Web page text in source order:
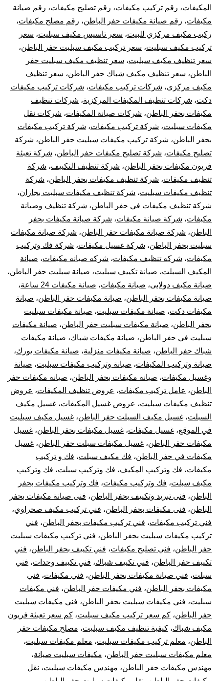
المكيفات، رقم تركيب مكيفات، رقم تصليح مكيفات، رقم صيانة
مكيفات، رقم صيانة مكيفات حفر الباطن، رقم مصلح مكيفات،
ركيب مكيف مركزي للبيت، سعر تاسيس مكيف سبليت، سعر
تركيب مكيف سبليت، سعر تركيب مكيف سبليت حفر الباطن،
سعر تنظيف مكيف سبليت، سعر تنظيف مكيف سبليت حفر
الباطن، سعر تنظيف مكيف شباك حفر الباطن، سعر تنظيف
مكيف مركزى، شركات تركيب مكيفات، شركات تركيب مكيفات
دكت، شركات تنظيف المكيفات المركزية، شركات تنظيف
مكيفات بحفر الباطن، شركات صيانة المكيفات، شركات نقل
مكيفات سبليت، شركة تركيب مكيفات، شركة تركيب مكيفات
بحفر الباطن، شركة تركيب مكيفات سبليت حفر الباطن، شركة
تصليح مكيفات، شركة تصليح مكيفات حفر الباطن، شركة تعبئة
فريون مكيفات بحفر الباطن، شركة تنظيف التكييف، شركة
تنظيف مكيفات، شركة تنظيف مكيفات بحفر الباطن، شركة
تنظيف مكيفات سبليت، شركة تنظيف مكيفات سبليت بجازان،
شركة تنظيف مكيفات في حفر الباطن، شركة تنظيف وصيانة
مكيفات، شركة صيانة مكيفات، شركة صيانة مكيفات بحفر
الباطن، شركة صيانة مكيفات حفر الباطن، شركة صيانة مكيفات
سبليت بحفر الباطن، شركة غسيل مكيفات، شركة فك وتركيب
مكيفات، شركه تنظيف مكيفات، شركه صيانه مكيفات، صيانة
المكيف السبلت، صيانة تكييف سبليت، صيانة سبليت حفر الباطن،
صيانة مكيف دولابى، صيانة مكيفات، صيانة مكيفات 24 ساعة
،
صيانة مكيفات بحفر الباطن، صيانة مكيفات حفر الباطن، صيانة
مكيفات دكت، صيانة مكيفات سبليت، صيانة مكيفات سبليت
بحفر الباطن، صيانة مكيفات سبليت حفر الباطن، صيانة مكيفات
سبليت في حفر الباطن، صيانة مكيفات شباك، صيانة مكيفات
شباك حفر الباطن، صيانة مكيفات منزلية، صيانة مكيفات يورك،
صيانة وتركيب المكيفات، صيانة وتركيب مكيفات سبليت، صيانة
وغسيل مكيفات، صيانه مكيفات بحفر الباطن، صيانه مكيفات حفر
الباطن، عامل تركيب مكيفات، عروض تنظيف المكيفات، عروض
تنظيف مكيفات سبليت، عروض غسيل المكيفات، غسيل مكيف
السبلت، غسيل مكيف السبلت حفر الباطن، غسيل مكيف سبليت
في الموقع، غسيل مكيفات، غسيل مكيفات بحفر الباطن، غسيل
مكيفات حفر الباطن، غسيل مكيفات سبلت حفر الباطن، غسيل
مكيفات في حفر الباطن، فك مكيف سبلت، فك و تركيب
مكيفات، فك وتركيب المكيف، فك وتركيب سبلت، فك وتركيب
مكيف سبلت، فك وتركيب مكيفات، فك وتركيب مكيفات بحفر
الباطن، فنى تبريد وتكييف بحفر الباطن، فنى صيانة مكيفات بحفر
الباطن، فنى مكيفات بحفر الباطن، فني تركيب مكيف صحراوي،
فني تركيب مكيفات، فني تركيب مكيفات بحفر الباطن، فني
تركيب مكيفات سبليت بحفر الباطن، فني تركيب مكيفات سبليت
حفر الباطن، فني تصليح مكيفات، فني تكييف بحفر الباطن، فني
تكييف حفر الباطن، فني تكييف شباك، فني تكييف وحدات، فني
سبلت، فني صيانة مكيفات بحفر الباطن، فني مكيفات، فني
مكيفات بحفر الباطن، فني مكيفات حفر الباطن، فني مكيفات
سبليت، فني مكيفات سبليت بحفر الباطن، فني مكيفات سبليت
حفر الباطن، كم سعر تركيب مكيف سبليت، كم سعر تعبئة فريون
مكيف شباك، كيفية تنظيف مكيف سبليت، مصلح مكيفات حفر
الباطن، معلم تركيب مكيفات سبليت، معلم مكيفات سبليت،
معلم مكيفات سبليت حفر الباطن، مكيفات سبليت صيانة،
مهندس مكيفات حفر الباطن، مهندس مكيفات سبليت، نقل